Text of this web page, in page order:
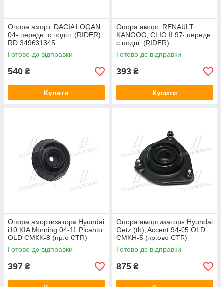
Опора аморт. DACIA LOGAN
04- передн. с подш. (RIDER)
RD.349631345
Готово до відправки
540 ₴
Купити
Опора аморт. RENAULT
KANGOO, CLIO II 97- передн.
с подш. (RIDER)
RD.3496825506S
Готово до відправки
393 ₴
Купити
Опора амортизатора Hyundai
i10 KIA Morning 04-11 Picanto
OLD CMKK-8 (пр.о CTR)
GA0031
Готово до відправки
397 ₴
Опора амортизатора Hyundai
Getz (tb), Accent 94-05 OLD
CMKH-5 (пр.ово CTR)
GA0007
Готово до відправки
875 ₴